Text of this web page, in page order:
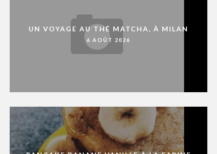
UN VOYAGE AU THÉ MATCHA, À MILAN
6 AOÛT 2026